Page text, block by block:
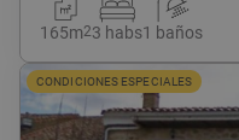
165m23 habs1 baños
CONDICIONES ESPECIALES